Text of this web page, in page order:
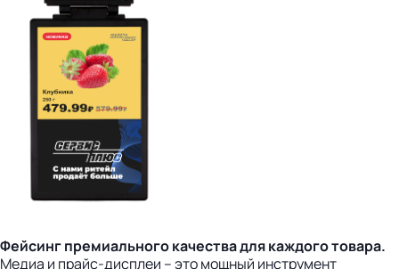
Фейсинг премиального качества для каждого товара.
Медиа и прайс-дисплеи – это мощный инструмент